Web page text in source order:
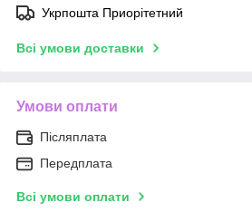
Укрпошта Приорітетний
Всі умови доставки
Умови оплати
Післяплата
Передплата
Всі умови оплати